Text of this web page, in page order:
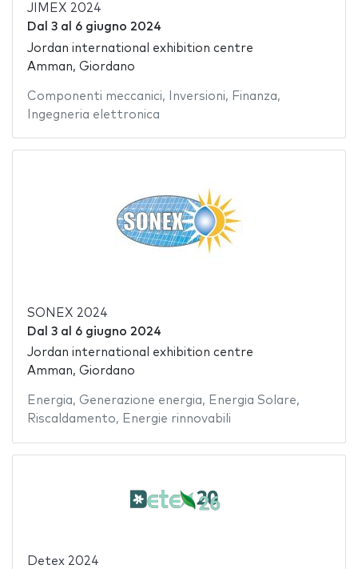
JIMEX 2024
Dal 3al 6 giugno 2024
Jordan international exhibition centre
Amman, Giordano
Componenti meccanici, Inversioni, Finanza,
Ingegneria elettronica
SONEX 2024
Dal 3al 6 giugno 2024
Jordan international exhibition centre
Amman, Giordano
Energia, Generazione energia, Energia Solare,
Riscaldamento, Energie rinnovabili
Detex 2024